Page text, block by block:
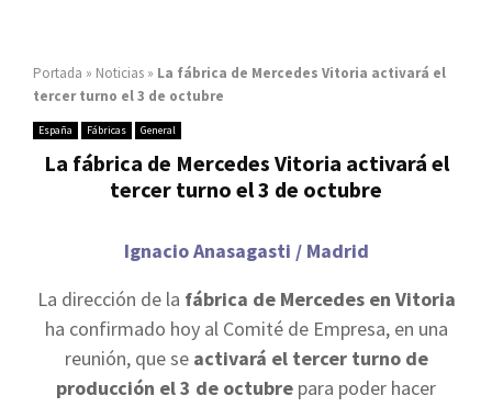
Portada » Noticias » La fábrica de Mercedes Vitoria activará el
tercer turno el 3 de octubre
España Fábricas General
La fábrica de Mercedes Vitoria activará el
tercer turno el 3 de octubre
Ignacio Anasagasti / Madrid
La dirección de la fábrica de Mercedes en Vitoria
ha confirmado hoy al Comité de Empresa, en una
reunión, que se activará el tercer turno de
producción el 3 de octubre para poder hacer